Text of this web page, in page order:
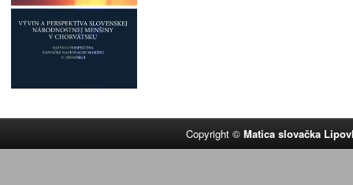
Copyright ©Matica slovačka